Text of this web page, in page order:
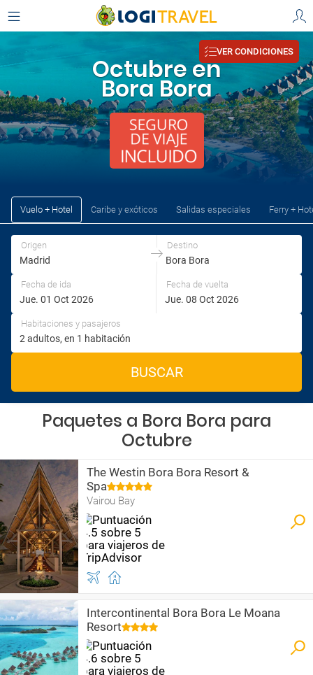
Octubre en
Bora Bora
VER CONDICIONES
Vuelo + Hotel Caribe y exóticos Salidas especiales Ferry +
Origen Destino
Fecha de ida Fecha de vuelta
Habitaciones y pasajeros
BUSCAR
Paquetes a Bora Bora para
Octubre
The Westin Bora Bora Resort &
Spa
Vairou Bay
Intercontinental Bora Bora Le Moana
Resort
Elige tu origen y destino
Origen
Madrid
Destino
Bora Bora
Origen
Destino